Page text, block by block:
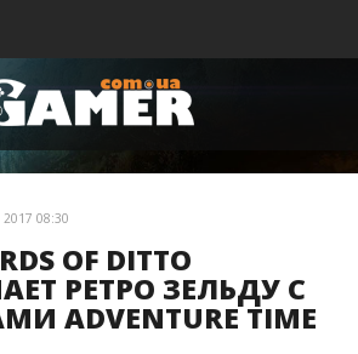
08:30
OF DITTO
РЕТРО ЗЕЛЬДУ С
ADVENTURE TIME